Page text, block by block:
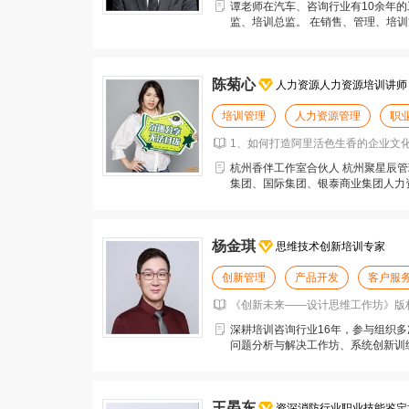
谭老师在汽车、咨询行业有10余年
监、培训总监。 在销售、管理、培
陈菊心 人力资源人力资源培训讲师
培训管理 人力资源管理 职
新员工培训
1、如何打造阿里活色生香的企业文
杭州香伴工作室合伙人 杭州聚星辰
集团、国际集团、银泰商业集团人
杨金琪 思维技术创新培训专家
创新管理 产品开发 客户服
《创新未来——设计思维工作坊》版
深耕培训咨询行业16年，参与组织
问题分析与解决工作坊、系统创新